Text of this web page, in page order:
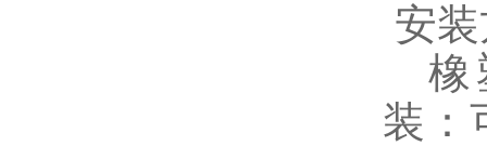
安
橡
装：